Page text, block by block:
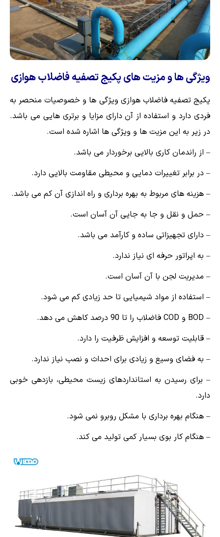
ویژگی ها و مزیت های پکیج تصفیه فاضلاب هوازی
پکیج تصفیه فاضلاب هوازی ویژگی ها و خصوصیات منحصر به
فردی دارد و استفاده از آن دارای مزایا و برتری هایی می باشد.
در زیر به این مزیت ها و ویژگی ها اشاره شده است.
– از راندمان کاری بالایی برخوردار می باشد.
– در برابر تغییرات دمایی و محیطی مقاومت بالایی دارد.
– هزینه های مربوط به بهره‌ برداری و راه ‌اندازی آن کم می باشد.
– حمل و نقل و جا به جایی آن آسان است.
– دارای تجهیزاتی ساده و کارآمد می باشد.
– به اپراتور حرفه ای نیاز ندارد.
– مدیریت لجن با آن آسان است.
– استفاده از مواد شیمیایی تا حد زیادی کم می شود.
– BOD و COD فاضلاب را تا 90 درصد کاهش می دهد.
– قابلیت توسعه و افزایش ظرفیت را دارد.
– به فضای وسیع و زیادی برای احداث و نصب نیاز ندارد.
– برای رسیدن به استانداردهای زیست محیطی، بازدهی خوبی
دارد.
– هنگام بهره ‌برداری با مشکل روبرو نمی شود.
– هنگام کار بوی بسیار کمی تولید می کند.